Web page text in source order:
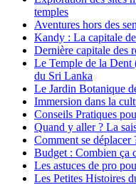
temples
Aventures hors des
Kandy : La capitale
Dernière capitale des
Le Temple de la
du Sri Lanka
Le Jardin Botanique
Immersion dans la
Conseils Pratiques
Quand y aller ? La
Comment se
Budget : Combien ça
Les astuces de pro
Les Petites Histoires